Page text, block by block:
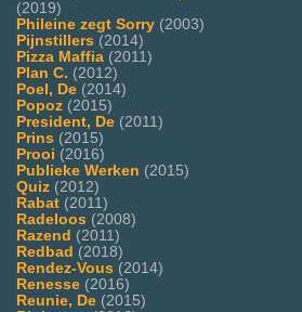
(2019)
Phileine zegt Sorry (2003)
Pijnstillers (2014)
Pizza Maffia (2011)
Plan C. (2012)
Poel, De (2014)
Popoz (2015)
President, De (2011)
Prins (2015)
Prooi (2016)
Publieke Werken (2015)
Quiz (2012)
Rabat (2011)
Radeloos (2008)
Razend (2011)
Redbad (2018)
Rendez-Vous (2014)
Renesse (2016)
Reunie, De (2015)